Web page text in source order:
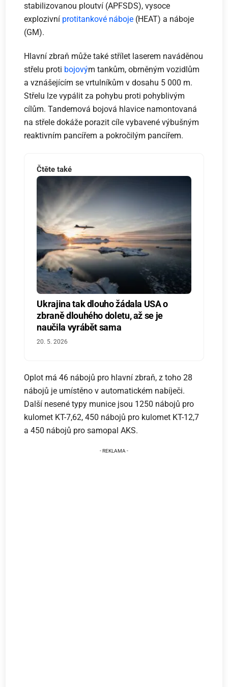
stabilizovanou ploutví (APFSDS), vysoce
explozivní protitankové náboje (HEAT) a náboje
(GM).
Hlavní zbraň může také střílet laserem naváděnou
střelu proti bojovým tankům, obrněným vozidlům
a vznášejícím se vrtulníkům v dosahu 5 000 m.
Střelu lze vypálit za pohybu proti pohyblivým
cílům. Tandemová bojová hlavice namontovaná
na střele dokáže porazit cíle vybavené výbušným
reaktivním pancířem a pokročilým pancířem.
Čtěte také
Ukrajina tak dlouho žádala USA o
zbraně dlouhého doletu, až se je
naučila vyrábět sama
20. 5. 2026
Oplot má 46 nábojů pro hlavní zbraň, z toho 28
nábojů je umístěno v automatickém nabíječi.
Další nesené typy munice jsou 1250 nábojů pro
kulomet KT-7,62, 450 nábojů pro kulomet KT-12,7
a 450 nábojů pro samopal AKS.